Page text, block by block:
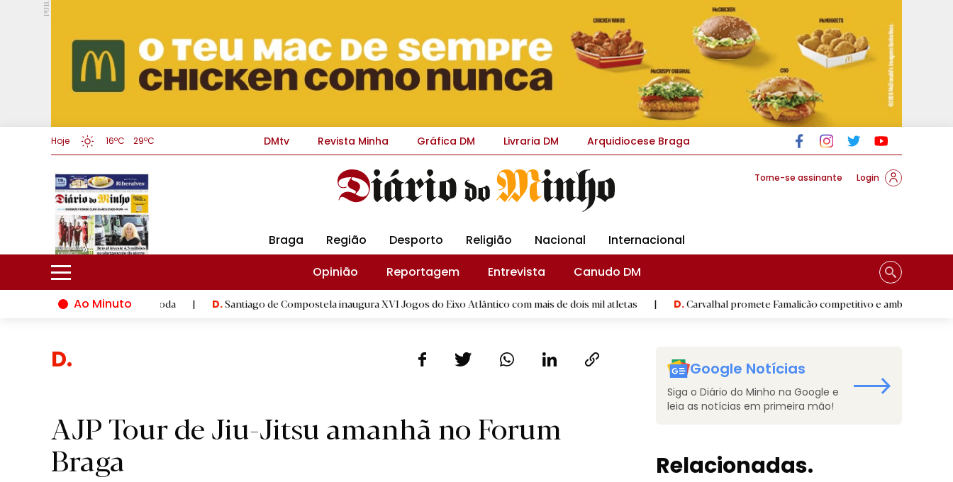
PUB.
Hoje 16ºC 29ºC DMtv Revista Minha Gráfica DM Livraria DM Arquidiocese Braga
Torne-se assinante Login
Braga Região Desporto Religião Nacional
Internacional
Opinião
Reportagem Entrevista
Canudo DM
Ao Minuto
do mundo da moda | D.Santiago de Compostela inaugura XVI Jogos do Eixo Atlântico com mais de dois mil atletas | D.Carvalhal promete Famalicão competitivo e ambicioso na estreia com
Despor
AJP Tour de Jiu-Jitsu amanhã no Forum
Braga
Google Notícias
Siga o Diário do Minho na Google e
leia as notícias em primeira mão!
Relacionadas.